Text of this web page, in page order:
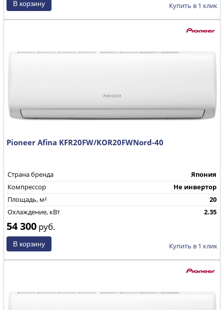
Купить в 1 клик
Pioneer Afina KFR20FW/KOR20FWNord-40
Страна бренда
Япония
Компрессор
Не инвертор
Площадь, м²
20
Охлаждение, кВт
2.35
54 300 руб.
Купить в 1 клик